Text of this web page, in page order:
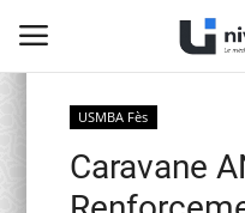
Home
USMBA Fès
Caravane